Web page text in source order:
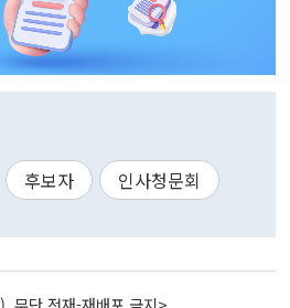
후보자 인사청문회